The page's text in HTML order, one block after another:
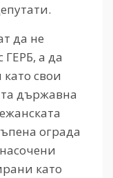
да не
ГЕРБ, а да
свои
държавна
ограда
като